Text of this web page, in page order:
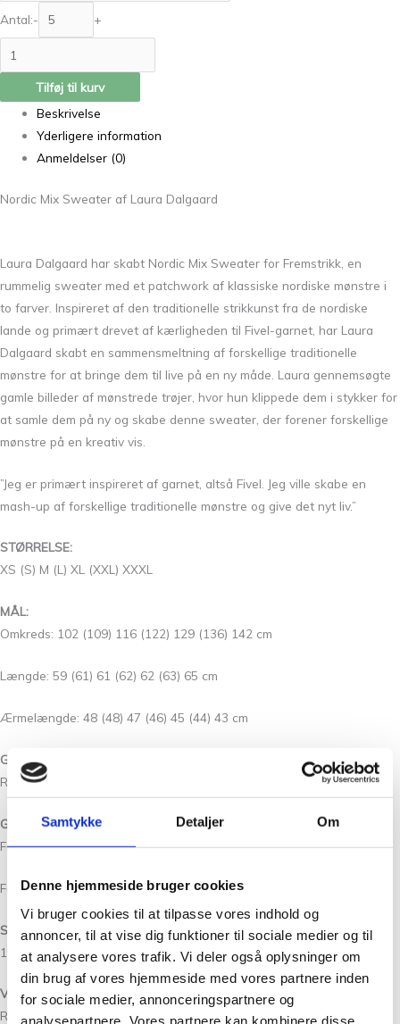
Samtykke Detaljer Om
Denne hjemmeside bruger cookies
Vi bruger cookies til at tilpasse vores indhold og
annoncer, til at vise dig funktioner til sociale medier og til
at analysere vores trafik. Vi deler også oplysninger om
din brug af vores hjemmeside med vores partnere inden
for sociale medier, annonceringspartnere og
analysepartnere. Vores partnere kan kombinere disse
Antal:- +
Tilføj til kurv
Beskrivelse
Yderligere information
Anmeldelser (0)
Nordic Mix Sweater af Laura Dalgaard
Laura Dalgaard har skabt Nordic Mix Sweater for Fremstrikk, en
rummelig sweater med et patchwork af klassiske nordiske mønstre i
to farver. Inspireret af den traditionelle strikkunst fra de nordiske
lande og primært drevet af kærligheden til Fivel-garnet, har Laura
Dalgaard skabt en sammensmeltning af forskellige traditionelle
mønstre for at bringe dem til live på en ny måde. Laura gennemsøgte
gamle billeder af mønstrede trøjer, hvor hun klippede dem i stykker for
at samle dem på ny og skabe denne sweater, der forener forskellige
mønstre på en kreativ vis.
”Jeg er primært inspireret af garnet, altså Fivel. Jeg ville skabe en
mash-up af forskellige traditionelle mønstre og give det nyt liv.”
STØRRELSE:
XS (S) M (L) XL (XXL) XXXL
MÅL:
Omkreds: 102 (109) 116 (122) 129 (136) 142 cm
Længde: 59 (61) 61 (62) 62 (63) 65 cm
Ærmelængde: 48 (48) 47 (46) 45 (44) 43 cm
GARN:
Rauma Fivel
GARNMÆNGDE:
Farve 1(Fivel 21 – Blå): 5 (6) 6 (7) 7 (8) 9 ngl.
Farve 2(Fivel 01 – Natur): 5 (6) 6 (7) 7 (8) 9 ngl.
STRIKKEFASTHED:
18 m x 20 p = 10 x 10 cm i mønster på pind 5 mm.
VEJLEDENDE PINDE:
Rundpind 5 mm (40 + 80-100 cm)